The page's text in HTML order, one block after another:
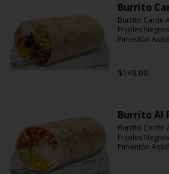
Burrito
Burrito Carne
Frijoles
Pimentón
$149.00
Burrito Al
Burrito Cerdo
Frijoles
Pimentón